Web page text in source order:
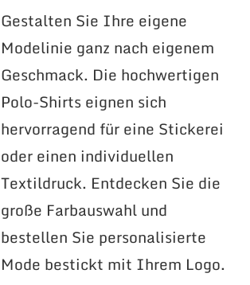
Gestalten Sie Ihre eigene
Modelinie ganz nach eigenem
Geschmack. Die hochwertigen
Polo-Shirts eignen sich
hervorragend für eine Stickerei
oder einen individuellen
Textildruck. Entdecken Sie die
große Farbauswahl und
bestellen Sie personalisierte
Mode bestickt mit Ihrem Logo.